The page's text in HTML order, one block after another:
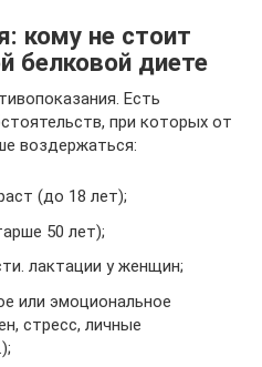
кому не стоит
белковой диете
Есть
при которых от
воздержаться:
(до 18 лет);
50 лет);
лактации у женщин;
или эмоциональное
стресс, личные